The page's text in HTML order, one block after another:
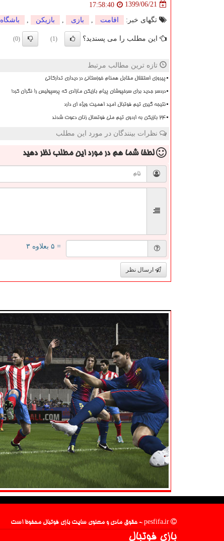
1399/06/21
17:58:40
تگهای خبر: اقامت بازی بازیكن باشگاه
این مطلب را می پسندید؟ (1)
(0)
تازه ترین مطالب مرتبط
پیروزی استقلال مقابل همنام خوزستانی در دیداری تدارکاتی
دردسر جدید برای سرخپوشان پیام بازیکن مازادی که پرسپولیس را نگران کرد!
نتیجه گیری تیم فوتبال امید اهمیت ویژه ای دارد
۲۴ بازیکن به اردوی تیم ملی فوتسال زنان دعوت شدند
نظرات بینندگان در مورد این مطلب
لطفا شما همدر مورد این مطلب نظر دهید
= ۵ بعلاوه ۳
ارسال نظر
بازی فوتبال